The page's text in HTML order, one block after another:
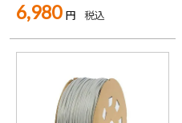
6,980 税込